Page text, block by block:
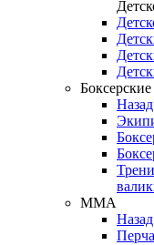
Назад
ММА
Назад